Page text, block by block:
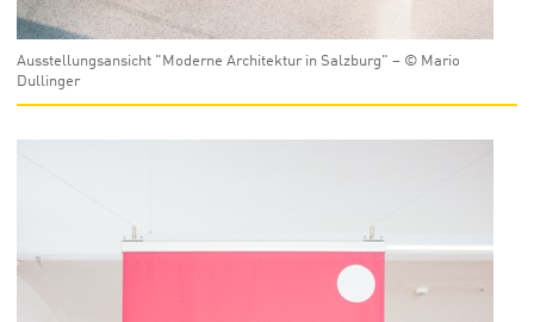
Ausstellungsansicht "Moderne Architektur in Salzburg" – © Mario
Dullinger